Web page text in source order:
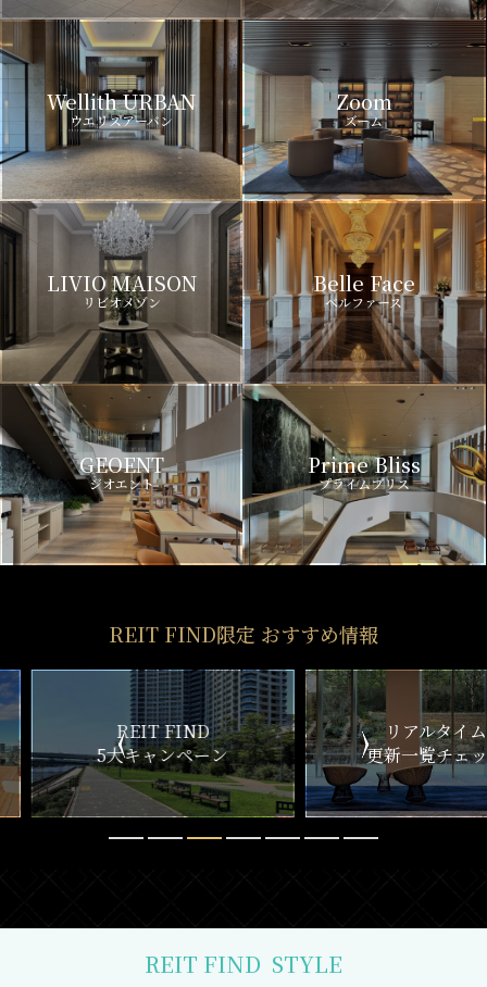
Wellith URBAN
ウエリスアーバン
Zoom
ズーム
LIVIO MAISON
リビオメゾン
Belle Face
ベルファース
GEOENT
ジオエント
Prime Bliss
プライムブリス
REIT FIND限定 おすすめ情報
ン
リアルタイム
更新一覧チェック
新
REIT FIND STYLE